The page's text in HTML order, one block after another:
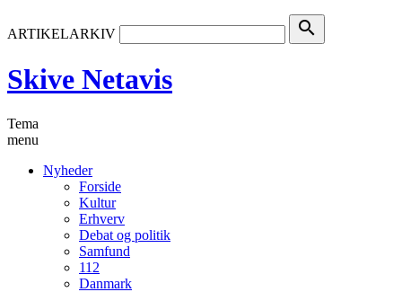
ARTIKELARKIV search
Skive Netavis
Tema
menu
Nyheder
Forside
Kultur
Erhverv
Debat og politik
Samfund
112
Danmark